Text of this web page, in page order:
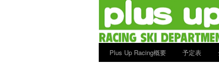
Plus Up Racing概要 予定表